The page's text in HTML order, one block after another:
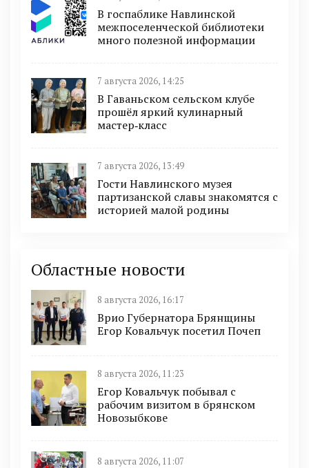
В госпаблике Навлинской
межпоселенческой библиотеки
много полезной информации
7 августа 2026, 14:25
В Гаваньском сельском клубе
прошёл яркий кулинарный
мастер‑класс
7 августа 2026, 13:49
Гости Навлинского музея
партизанской славы знакомятся с
историей малой родины
Областные новости
8 августа 2026, 16:17
Врио Губернатора Брянщины
Егор Ковальчук посетил Почеп
8 августа 2026, 11:23
Егор Ковальчук побывал с
рабочим визитом в брянском
Новозыбкове
8 августа 2026, 11:07